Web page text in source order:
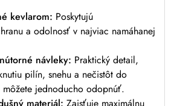
kevlarom: Poskytujú
a odolnosť v najviac namáhanej
návleky: Praktický detail,
pilín, snehu a nečistôt do
jednoducho odopnúť.
materiál: Zaisťuje maximálnu